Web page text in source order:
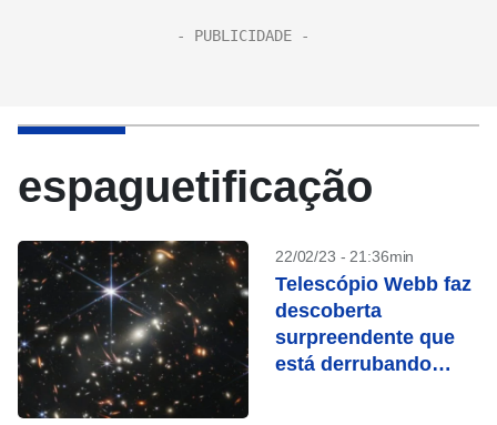
espaguetificação
22/02/23 - 21:36min
Telescópio Webb faz
descoberta
surpreendente que
está derrubando